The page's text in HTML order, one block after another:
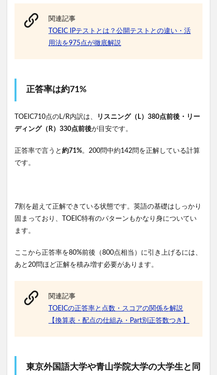
関連記事
TOEIC IPテストとは？公開テストとの違い・活
用法を975点が徹底解説
正答率は約71%
TOEIC710点のL/R内訳は、
リスニング（L）380点前後・リー
ディング（R）330点前後が目安です。
正答率で言うと 約71%。200問中約142問を正解している計算
です。
7割を超えて正解できている状態です。英語の基礎はしっかり
固まっており、TOEIC特有のパターンもかなり身についてい
ます。
ここから正答率を80%前後（800点相当）に引き上げるには、
あと20問ほど正解を積み増す必要があります。
関連記事
TOEICの正答率と点数・スコアの関係を解説
【換算表・配点の仕組み・Part別正答数つき】
東京外国語大学や青山学院大学の大学生と同